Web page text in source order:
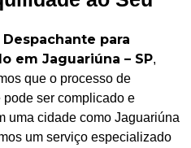
Despachante para
em Jaguariúna – SP,
que o processo de
ser complicado e
uma cidade como Jaguariúna
um serviço especializado